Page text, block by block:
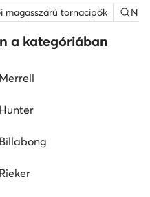
magasszárú tornacipők
a kategóriában
Merrell
Hunter
Billabong
Rieker